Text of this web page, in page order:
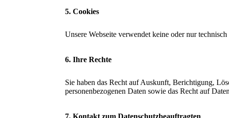
5. Cookies
Unsere Webseite verwendet keine oder nur
6. Ihre Rechte
Sie haben das Recht auf Auskunft, Berichtigung,
personenbezogenen Daten sowie das Recht auf